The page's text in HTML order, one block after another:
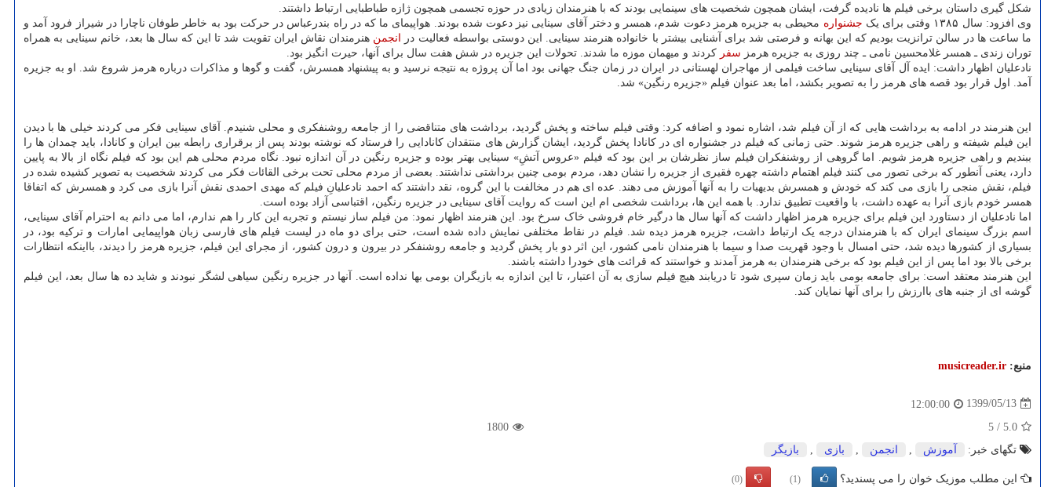
شکل گیری داستان برخی فیلم ها نادیده گرفت، ایشان همچون شخصیت های سینمایی بودند که با هنرمندان زیادی در حوزه تجسمی همچون ژازه طباطبایی ارتباط داشتند.
وی افزود: سال ۱۳۸۵ وقتی برای یک
جشنواره محیطی به جزیره هرمز دعوت شدم، همسر و دختر آقای سینایی نیز دعوت شده بودند. هواپیمای ما که در راه بندرعباس در حرکت بود به خاطر طوفان ناچارا در شیراز فرود آمد و
ما ساعت ها در سالن ترانزیت بودیم که این بهانه و فرصتی شد برای آشنایی بیشتر با خانواده هنرمند سینایی. این دوستی بواسطه فعالیت در انجمن هنرمندان نقاش ایران تقویت شد تا این که سال ها بعد، خانم سینایی به همراه
توران زندی ـ همسر غلامحسین نامی ـ چند روزی به جزیره هرمز سفر کردند و میهمان موزه ما شدند. تحولات این جزیره در شش هفت سال برای آنها، حیرت انگیز بود.
نادعلیان اظهار داشت: ایده آل آقای سینایی ساخت فیلمی از مهاجران لهستانی در ایران در زمان جنگ جهانی بود اما آن پروژه به نتیجه نرسید و به پیشنهاد همسرش، گفت و گوها و مذاکرات درباره هرمز شروع شد. او به جزیره
آمد. اول قرار بود قصه های هرمز را به تصویر بکشد، اما بعد عنوان فیلم «جزیره رنگین» شد.
این هنرمند در ادامه به برداشت هایی که از آن فیلم شد، اشاره نمود و اضافه کرد: وقتی فیلم ساخته و پخش گردید، برداشت های متناقضی را از جامعه روشنفکری و محلی شنیدم. آقای سینایی فکر می کردند خیلی ها با دیدن
این فیلم شیفته و راهی جزیره هرمز شوند. حتی زمانی که فیلم در جشنواره ای در کانادا پخش گردید، ایشان گزارش های منتقدان کانادایی را فرستاد که نوشته بودند پس از برقراری رابطه بین ایران و کانادا، باید چمدان ها را
ببندیم و راهی جزیره هرمز شویم. اما گروهی از روشنفکران فیلم ساز نظرشان بر این بود که فیلم «عروس آتشِ» سینایی بهتر بوده و جزیره رنگین در آن اندازه نبود. نگاه مردم محلی هم این بود که فیلم نگاه از بالا به پایین
دارد، یعنی آنطور که برخی تصور می کنند فیلم اهتمام داشته چهره فقیری از جزیره را نشان دهد، مردم بومی چنین برداشتی نداشتند. بعضی از مردم محلی تحت برخی القائات فکر می کردند شخصیت به تصویر کشیده شده در
فیلم، نقش منجی را بازی می کند که خودش و همسرش بدیهیات را به آنها آموزش می دهند. عده ای هم در مخالفت با این گروه، نقد داشتند که احمد نادعلیانِ فیلم که مهدی احمدی نقش آنرا بازی می کرد و همسرش که اتفاقا
همسر خودم بازی آنرا به عهده داشت، با واقعیت تطبیق ندارد. با همه این ها، برداشت شخصی ام این است که روایت آقای سینایی در جزیره رنگین، اقتباسی آزاد بوده است.
اما نادعلیان از دستاورد این فیلم برای جزیره هرمز اظهار داشت که آنها سال ها درگیر خام فروشی خاک سرخ بود. این هنرمند اظهار نمود: من فیلم ساز نیستم و تجربه این کار را هم ندارم، اما می دانم به احترام آقای سینایی،
اسم بزرگ سینمای ایران که با هنرمندان درجه یک ارتباط داشت، جزیره هرمز دیده شد. فیلم در نقاط مختلفی نمایش داده شده است، حتی برای دو ماه در لیست فیلم های فارسی زبان هواپیمایی امارات و ترکیه بود، در
بسیاری از کشورها دیده شد، حتی امسال با وجود قهریت صدا و سیما با هنرمندان نامی کشور، این اثر دو بار پخش گردید و جامعه روشنفکر در بیرون و درون کشور، از مجرای این فیلم، جزیره هرمز را دیدند، بااینکه انتظارات
برخی بالا بود اما پس از این فیلم بود که برخی هنرمندان به هرمز آمدند و خواستند که قرائت های خودرا داشته باشند.
این هنرمند معتقد است: برای جامعه بومی باید زمان سپری شود تا دریابند هیچ فیلم سازی به آن اعتبار، تا این اندازه به بازیگران بومی بها نداده است. آنها در جزیره رنگین سیاهی لشگر نبودند و شاید ده ها سال بعد، این فیلم
گوشه ای از جنبه های باارزش را برای آنها نمایان کند.
منبع: musicreader.ir
1399/05/13
12:00:00
5.0
/
5
1800
تگهای خبر:
آموزش , انجمن , بازی , بازیگر
این مطلب موزیک خوان را می پسندید؟ (1)
(0)